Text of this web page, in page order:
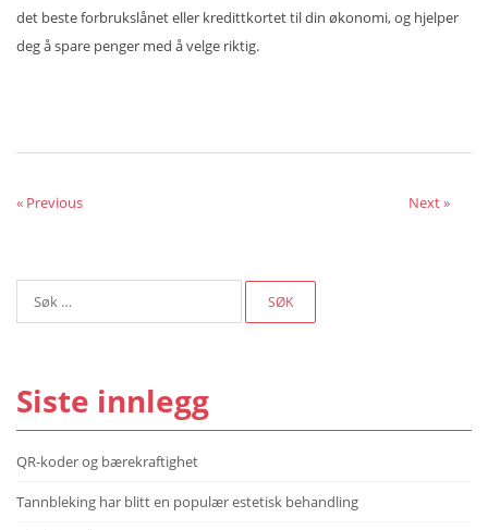
det beste forbrukslånet eller kredittkortet til din økonomi, og hjelper
deg å spare penger med å velge riktig.
« Previous Next »
etter:
Siste innlegg
QR-koder og bærekraftighet
Tannbleking har blitt en populær estetisk behandling